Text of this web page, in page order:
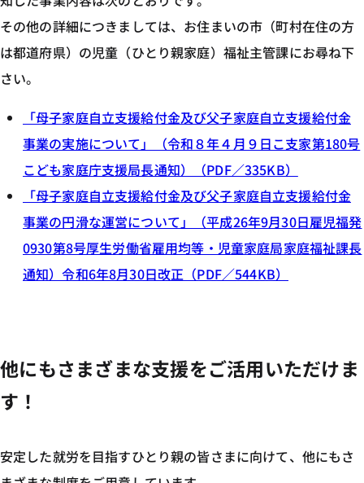
その他の詳細につきましては、お住まいの市（町村在住の方
は都道府県）の児童（ひとり親家庭）福祉主管課にお尋ね下
さい。
「母子家庭自立支援給付金及び父子家庭自立支援給付金
事業の実施について」（令和８年４月９日こ支家第180号
こども家庭庁支援局長通知）（PDF／335KB）
「母子家庭自立支援給付金及び父子家庭自立支援給付金
事業の円滑な運営について」（平成26年9月30日雇児福発
0930第8号厚生労働省雇用均等・児童家庭局家庭福祉課長
通知）令和6年8月30日改正（PDF／544KB）
他にもさまざまな支援をご活用いただけま
す！
安定した就労を目指すひとり親の皆さまに向けて、他にもさ